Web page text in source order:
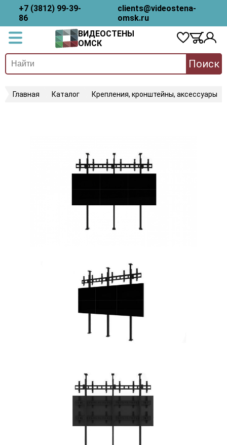
+7 (3812) 99-39-
86
clients@videostena-
omsk.ru
ВИДЕОСТЕНЫ
ОМСК
Поиск
Главная Каталог Крепления, кронштейны, аксессуары